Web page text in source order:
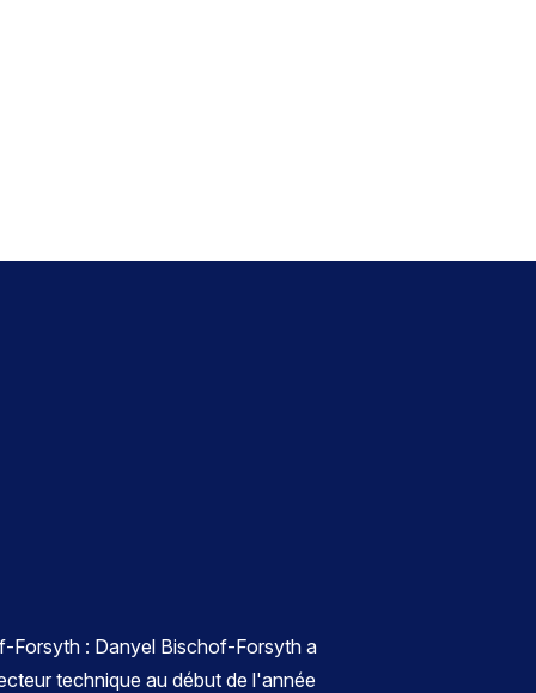
Forsyth : Danyel Bischof-Forsyth a
technique au début de l'année